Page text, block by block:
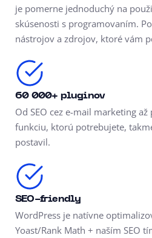
je pomerne jednoduchý na
skúsenosti s programovaním.
nástrojov a zdrojov, ktoré vám
60 000+ pluginov
Od SEO cez e-mail marketing
funkciu, ktorú potrebujete,
postavil.
SEO-friendly
WordPress je natívne
Yoast/Rank Math + naším SEO